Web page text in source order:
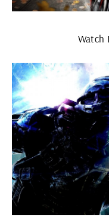
Watch